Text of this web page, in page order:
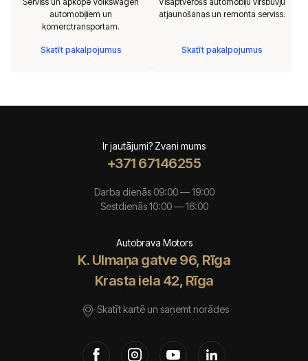
automobiļiem un
komerctransportam.
Skatīt pakalpojumus
atjaunošanas un remonta serviss.
Skatīt pakalpojumus
Ir jautājumi? Zvani mums
+371 67146255
Darba dienās 09:00 — 19:00
Sestdienās 10:00 — 16:00
Autobrava Motors
K. Ulmaņa gatve 96, Rīga
Krasta iela 42, Rīga
Skatīt kartē un saņemt norādes